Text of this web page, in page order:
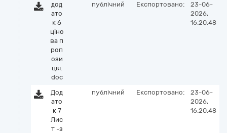
дод
ато
к 6
ціно
ва п
роп
ози
ція.
doc
публічний Експортовано:
23-06-
2026,
16:20:48
Дод
ато
к 7
Лис
т -з
публічний Експортовано:
23-06-
2026,
16:20:48